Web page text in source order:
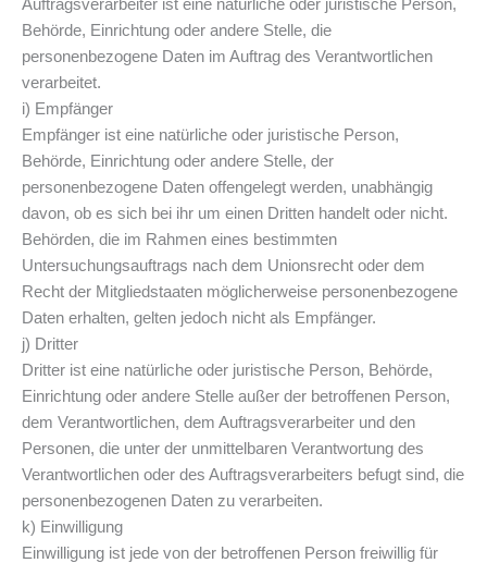
Auftragsverarbeiter ist eine natürliche oder juristische Person,
Behörde, Einrichtung oder andere Stelle, die
personenbezogene Daten im Auftrag des Verantwortlichen
verarbeitet.
i) Empfänger
Empfänger ist eine natürliche oder juristische Person,
Behörde, Einrichtung oder andere Stelle, der
personenbezogene Daten offengelegt werden, unabhängig
davon, ob es sich bei ihr um einen Dritten handelt oder nicht.
Behörden, die im Rahmen eines bestimmten
Untersuchungsauftrags nach dem Unionsrecht oder dem
Recht der Mitgliedstaaten möglicherweise personenbezogene
Daten erhalten, gelten jedoch nicht als Empfänger.
j) Dritter
Dritter ist eine natürliche oder juristische Person, Behörde,
Einrichtung oder andere Stelle außer der betroffenen Person,
dem Verantwortlichen, dem Auftragsverarbeiter und den
Personen, die unter der unmittelbaren Verantwortung des
Verantwortlichen oder des Auftragsverarbeiters befugt sind, die
personenbezogenen Daten zu verarbeiten.
k) Einwilligung
Einwilligung ist jede von der betroffenen Person freiwillig für